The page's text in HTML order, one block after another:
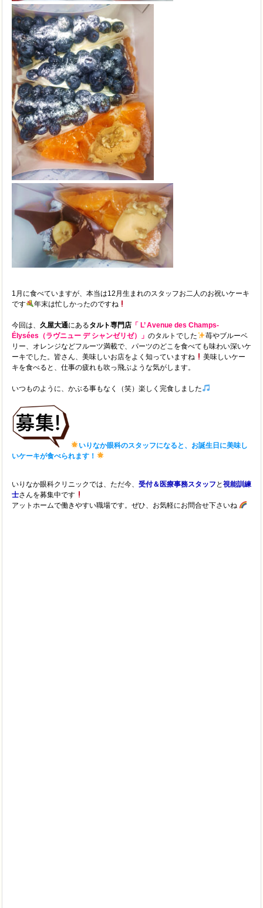
1月に食べていますが、本当は12月生まれのスタッフお二人のお祝いケーキ
です
年末は忙しかったのですね
今回は、 久屋大通にあるタルト専門店 「 L’ Avenue des Champs-
Élysées（ラヴニュー デ シャンゼリゼ）」 のタルトでした
苺やブルーベ
リー、オレンジなどフルーツ満載で、パーツのどこを食べても味わい深いケ
ーキでした。皆さん、美味しいお店をよく知っていますね
美味しいケー
キを食べると、仕事の疲れも吹っ飛ぶような気がします。
いつものように、かぶる事もなく（笑）楽しく完食しました
いりなか眼科のスタッフになると、お誕生日に美味し
いケーキが食べられます！
いりなか眼科クリニックでは、ただ今、 受付＆医療事務スタッフ と視能訓練
士さんを募集中です
アットホームで働きやすい職場です。ぜひ、お気軽にお問合せ下さいね